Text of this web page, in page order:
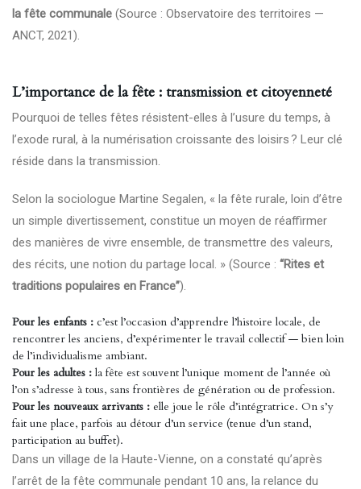
la fête communale (Source : Observatoire des territoires —
ANCT, 2021).
L’importance de la fête : transmission et citoyenneté
Pourquoi de telles fêtes résistent-elles à l’usure du temps, à
l’exode rural, à la numérisation croissante des loisirs ? Leur clé
réside dans la transmission.
Selon la sociologue Martine Segalen, « la fête rurale, loin d’être
un simple divertissement, constitue un moyen de réaffirmer
des manières de vivre ensemble, de transmettre des valeurs,
des récits, une notion du partage local. » (Source : “Rites et
traditions populaires en France”).
Pour les enfants : c’est l’occasion d’apprendre l’histoire locale, de
rencontrer les anciens, d’expérimenter le travail collectif — bien loin
de l’individualisme ambiant.
Pour les adultes : la fête est souvent l’unique moment de l’année où
l’on s’adresse à tous, sans frontières de génération ou de profession.
Pour les nouveaux arrivants : elle joue le rôle d’intégratrice. On s’y
fait une place, parfois au détour d’un service (tenue d’un stand,
participation au buffet).
Dans un village de la Haute-Vienne, on a constaté qu’après
l’arrêt de la fête communale pendant 10 ans, la relance du